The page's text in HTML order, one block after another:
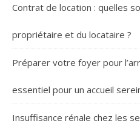
Contrat de location : quelles
propriétaire et du locataire ?
Préparer votre foyer pour
essentiel pour un accueil
Insuffisance rénale chez les